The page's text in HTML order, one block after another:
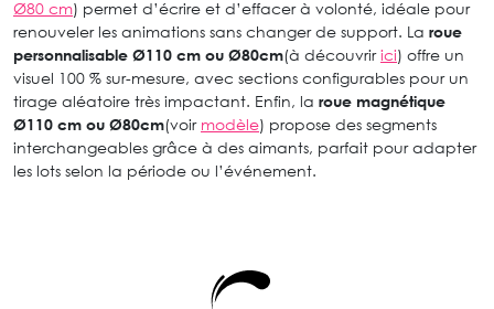
Ø80 cm) permet d’écrire et d’effacer à volonté, idéale pour
renouveler les animations sans changer de support. La roue
personnalisable Ø110 cm ou Ø80cm(à découvririci) offre un
visuel 100 % sur-mesure, avec sections configurables pour un
tirage aléatoire très impactant. Enfin, la roue magnétique
Ø110 cm ou Ø80cm(voir modèle) propose des segments
interchangeables grâce à des aimants, parfait pour adapter
les lots selon la période ou l’événement.